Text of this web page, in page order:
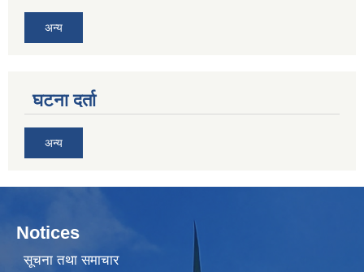
अन्य
घटना दर्ता
अन्य
Notices
सूचना तथा समाचार